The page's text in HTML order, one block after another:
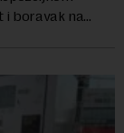
i boravak na